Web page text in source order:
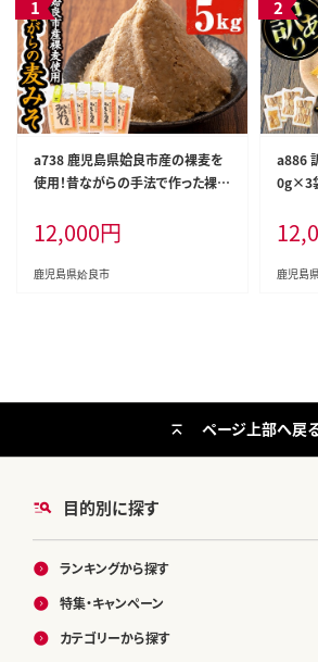
a738 鹿児島県姶良市産の裸麦を
使用！昔ながらの手法で作った裸麦
5kg(1kg×5袋)【蒲生農産加工】
12,000円
鹿児島県姶良市
a886
0g×3
熟成
干し
不使用
鹿児島
目的別に探す
ランキングから探す
特集・キャンペーン
カテゴリーから探す
ページ上部へ戻